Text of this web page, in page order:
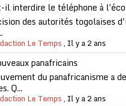
il interdire le téléphone à
des autorités togolaises
Le Temps, Il y a 2 ans
panafricains
du panafricanisme a
Q...
Le Temps, Il y a 2 ans